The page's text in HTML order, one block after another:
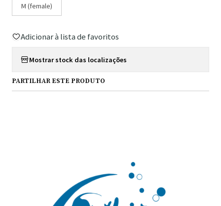
M (female)
Adicionar à lista de favoritos
Mostrar stock das localizações
PARTILHAR ESTE PRODUTO